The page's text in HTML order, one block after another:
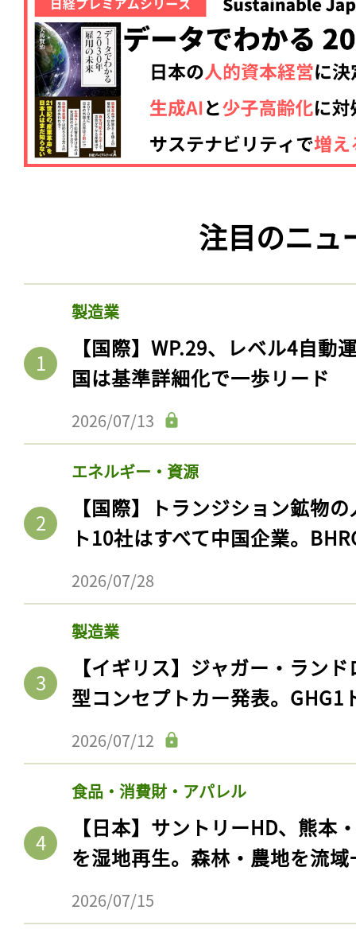
注目のニュ
製造業
【国際】WP.29、レベル4自動
国は基準詳細化で一歩リード
2026/07/13
エネルギー・資源
【国際】トランジション鉱物
ト10社はすべて中国企業。
2026/07/28
製造業
【イギリス】ジャガー・ラン
型コンセプトカー発表。GHG1
2026/07/12
食品・消費財・アパレル
【日本】サントリーHD、熊本
を湿地再生。森林・農地を流
2026/07/15